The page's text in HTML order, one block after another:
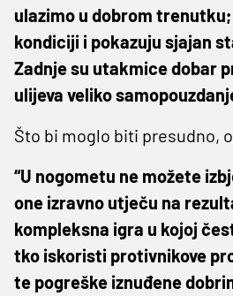
ulazimo u dobrom
kondiciji i pokazuju sjajan
Zadnje su utakmice dobar
ulijeva veliko
Što bi moglo biti presudno,
“U nogometu ne možete
one izravno utječu na
kompleksna igra u kojoj
tko iskoristi protivnikove
te pogreške iznuđene